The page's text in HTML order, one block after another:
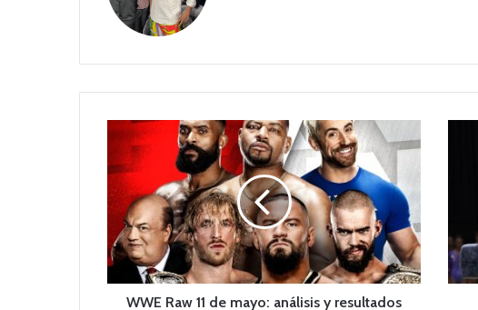
W
E
a
1
1
d
WWE Raw 11 de mayo: análisis y resultados
i
a
s